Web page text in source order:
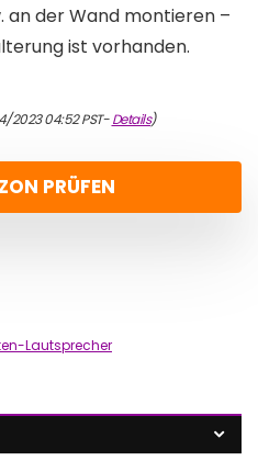
an der Wand montieren –
ist vorhanden.
2023 04:52 PST-Details)
PRÜFEN
Lautsprecher